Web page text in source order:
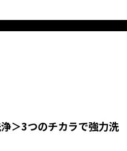
＞3つのチカラで強力洗